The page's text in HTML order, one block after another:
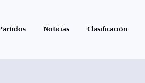
Partidos Noticias Clasificación